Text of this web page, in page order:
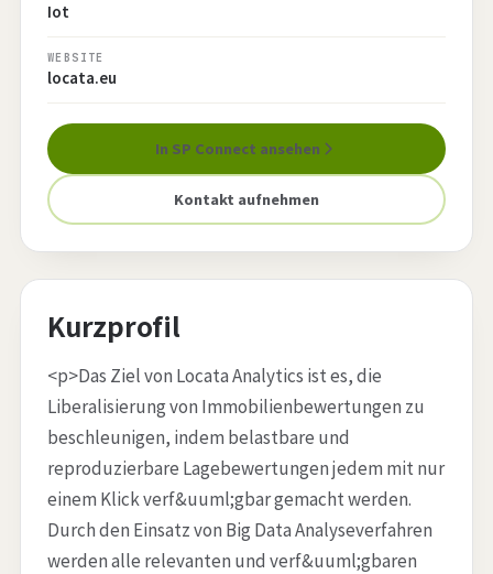
Iot
WEBSITE
locata.eu
In SP Connect ansehen
Kontakt aufnehmen
Kurzprofil
<p>Das Ziel von Locata Analytics ist es, die
Liberalisierung von Immobilienbewertungen zu
beschleunigen, indem belastbare und
reproduzierbare Lagebewertungen jedem mit nur
einem Klick verf&uuml;gbar gemacht werden.
Durch den Einsatz von Big Data Analyseverfahren
werden alle relevanten und verf&uuml;gbaren